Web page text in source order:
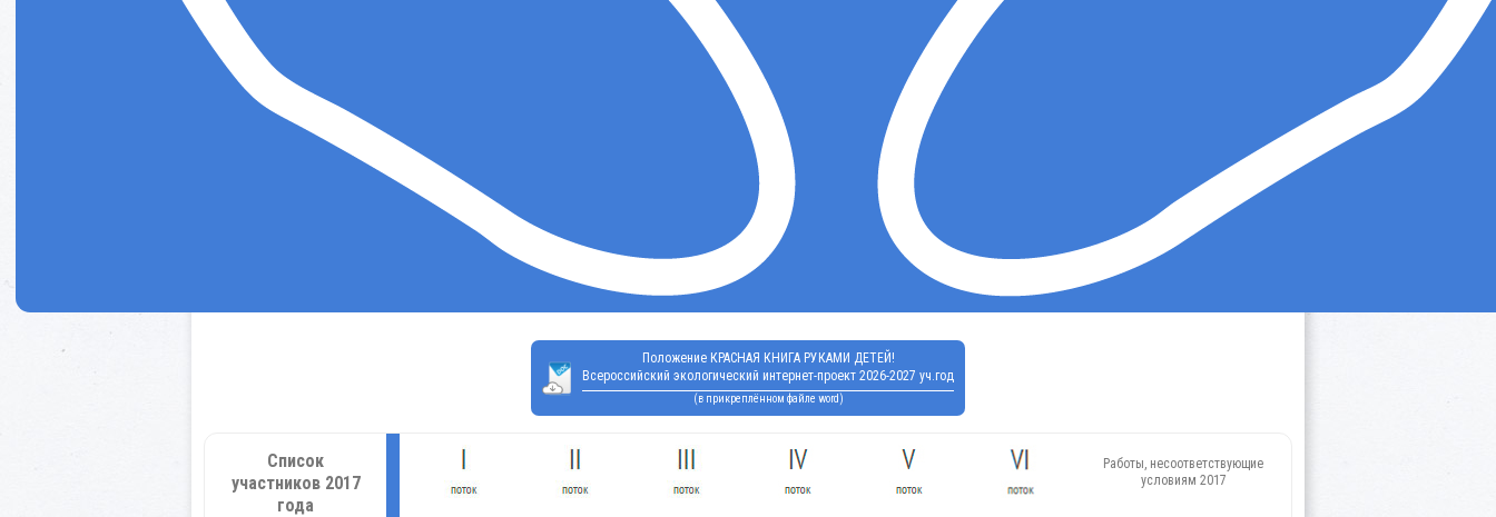
Положение КРАСНАЯ КНИГА РУКАМИ ДЕТЕЙ!
Всероссийский экологический интернет-проект 2026-2027 уч.год
(в прикреплённом файле word)
Список
участников 2017
года
Работы, несоответствующие
условиям 2017